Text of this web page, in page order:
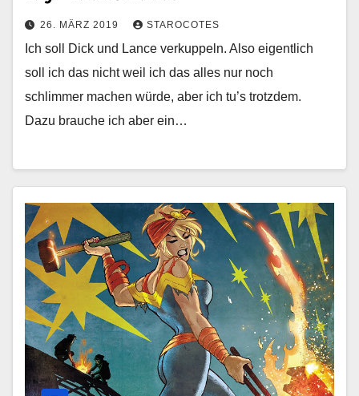
26. MÄRZ 2019 STAROCOTES
Ich soll Dick und Lance verkuppeln. Also eigentlich
soll ich das nicht weil ich das alles nur noch
schlimmer machen würde, aber ich tu’s trotzdem.
Dazu brauche ich aber ein…